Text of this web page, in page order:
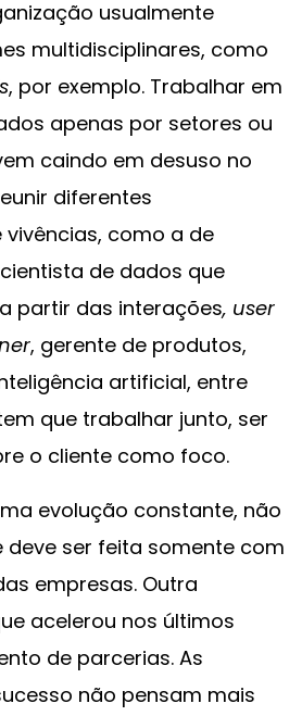
usualmente
multidisciplinares, como
, por exemplo. Trabalhar em
apenas por setores ou
caindo em desuso no
diferentes
como a de
de dados que
a partir das interações, user
, gerente de produtos,
artificial, entre
que trabalhar junto, ser
o cliente como foco.
evolução constante, não
deve ser feita somente com
empresas. Outra
acelerou nos últimos
de parcerias. As
não pensam mais